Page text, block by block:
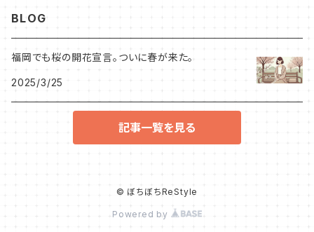
BLOG
福岡でも桜の開花宣言。ついに春が来た。
2025/3/25
記事一覧を見る
© ぼちぼちReStyle
Powered by